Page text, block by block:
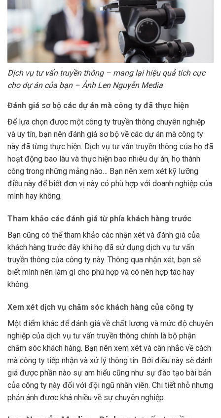
Dịch vụ tư vấn truyền thông – mang lại hiệu quả tích cực
cho dự án của bạn – Ảnh Len Nguyễn Media
Đánh giá sơ bộ các dự án mà công ty đã thực hiện
Để lựa chọn được một công ty truyền thông chuyên nghiệp
và uy tín, bạn nên đánh giá sơ bộ về các dự án mà công ty
này đã từng thực hiện. Dịch vụ tư vấn truyền thông của họ đã
hoạt động bao lâu và thực hiện bao nhiêu dự án, họ thành
công trong những mảng nào… Bạn nên xem xét kỹ lưỡng
điều này để biết đơn vị này có phù hợp với doanh nghiệp của
mình hay không.
Tham khảo các đánh giá từ phía khách hàng trước
Bạn cũng có thể tham khảo các nhận xét và đánh giá của
khách hàng trước đây khi họ đã sử dụng dịch vụ tư vấn
truyền thông của công ty này. Thông qua nhận xét, bạn sẽ
biết mình nên làm gì cho phù hợp và có nên hợp tác hay
không.
Xem xét dịch vụ chăm sóc khách hàng của công ty
Một điểm khác để đánh giá về chất lượng và mức độ chuyên
nghiệp của dịch vụ tư vấn truyền thông chính là bộ phận
chăm sóc khách hàng. Bạn nên xem xét và cân nhắc về cách
mà công ty tiếp nhận và xử lý thông tin. Bởi điều này sẽ đánh
giá được phần nào sự am hiểu cũng như sự đào tạo bài bản
của công ty này đối với đội ngũ nhân viên. Chi tiết nhỏ nhưng
phản ánh được khá nhiều về sự chuyên nghiệp.